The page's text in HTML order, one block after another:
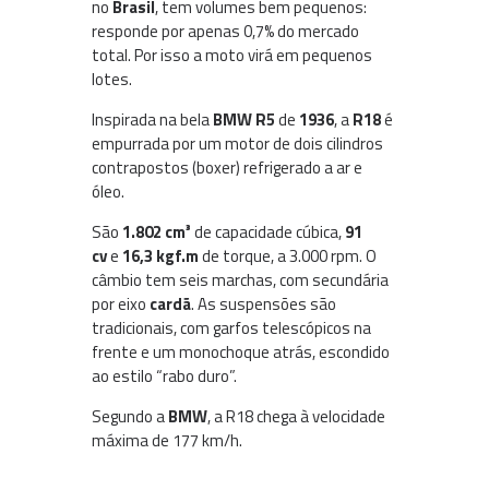
no Brasil, tem volumes bem pequenos:
responde por apenas 0,7% do mercado
total. Por isso a moto virá em pequenos
lotes.
Inspirada na belaBMW R5de 1936, aR18é
empurrada por um motor de dois cilindros
contrapostos (boxer) refrigerado a ar e
óleo.
São 1.802 cm³de capacidade cúbica,91
cve 16,3 kgf.mde torque, a 3.000 rpm. O
câmbio tem seis marchas, com secundária
por eixo cardã. As suspensões são
tradicionais, com garfos telescópicos na
frente e um monochoque atrás, escondido
ao estilo “rabo duro”.
Segundo aBMW, a R18 chega à velocidade
máxima de 177 km/h.